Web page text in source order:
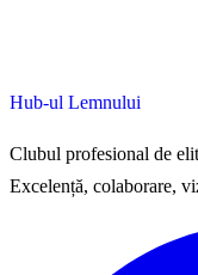
Hub-ul Lemnului
Clubul profesional de
Excelență, colaborare,